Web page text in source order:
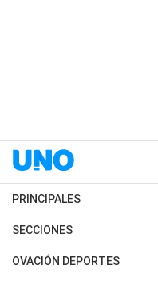
PRINCIPALES
Últimas Noticias
Política
SECCIONES
Horóscopo
OVACIÓN DEPORTES